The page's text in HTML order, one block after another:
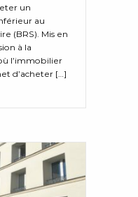
un
au
(BRS). Mis en
à la
l’immobilier
d’acheter […]